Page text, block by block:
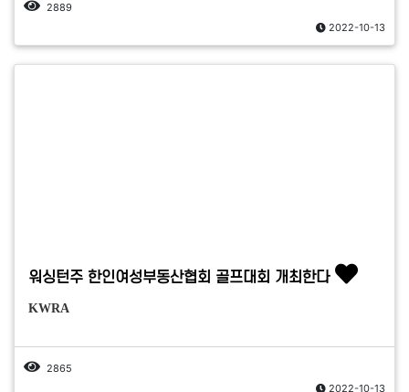
2889
2022-10-13
워싱턴주 한인여성부동산협회 골프대회 개최한다
KWRA
2865
2022-10-13